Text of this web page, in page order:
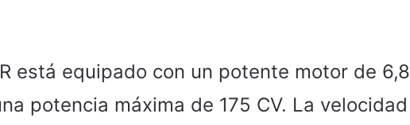
está equipado con un potente motor de 6,8
potencia máxima de 175 CV. La velocidad